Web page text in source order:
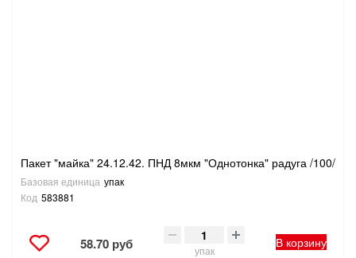
СТРЕМЯНКИ,ЛЕСТНИЦЫ
Пакет "майка" 24.12.42. ПНД 8мкм "Однотонка" радуга /100/
Базовая единица упак
Код 583881
58.70 руб упак
В корзину